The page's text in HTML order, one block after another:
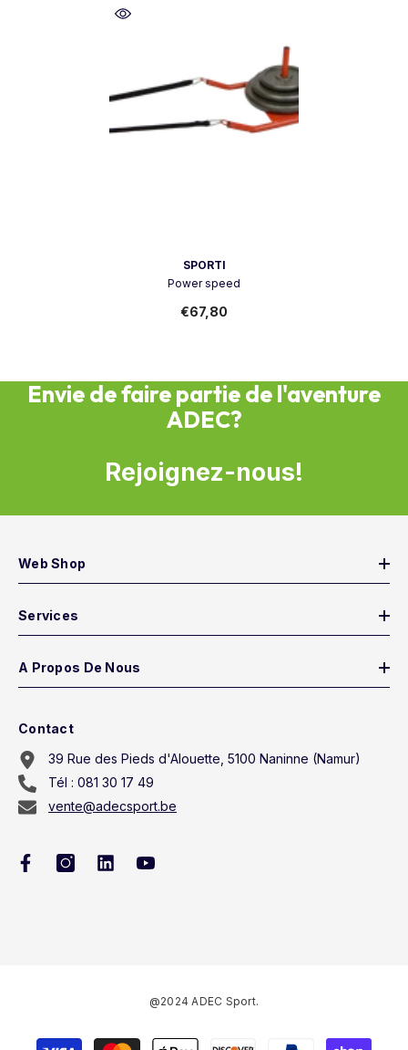
SPORTI
Power speed
€67,80
Envie de faire partie de l'aventure
ADEC?
Rejoignez-nous!
Web Shop
Services
A Propos De Nous
Contact
39 Rue des Pieds d'Alouette, 5100 Naninne (Namur)
Tél : 081 30 17 49
vente@adecsport.be
@2024 ADEC Sport.
Méthodes